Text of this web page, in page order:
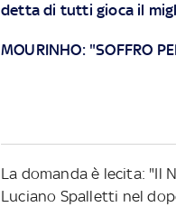
detta di tutti gioca il
MOURINHO: "SOFFRO
La domanda è lecita: "Il
Luciano Spalletti nel